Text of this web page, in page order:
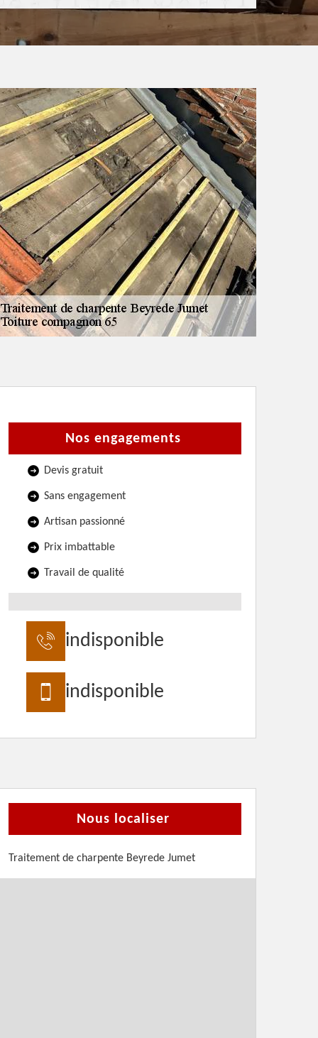
Nos engagements
Devis gratuit
Sans engagement
Artisan passionné
Prix imbattable
Travail de qualité
indisponible
indisponible
Nous localiser
Traitement de charpente Beyrede Jumet